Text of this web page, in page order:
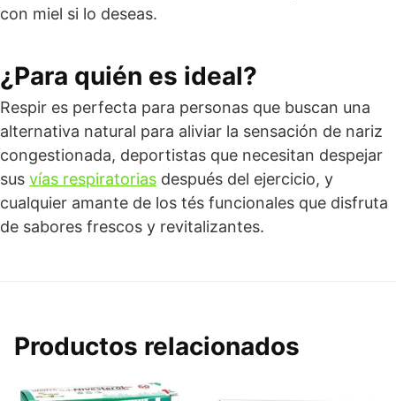
con miel si lo deseas.
¿Para quién es ideal?
Respir es perfecta para personas que buscan una
alternativa natural para aliviar la sensación de nariz
congestionada, deportistas que necesitan despejar
sus vías respiratorias después del ejercicio, y
cualquier amante de los tés funcionales que disfruta
de sabores frescos y revitalizantes.
Productos relacionados